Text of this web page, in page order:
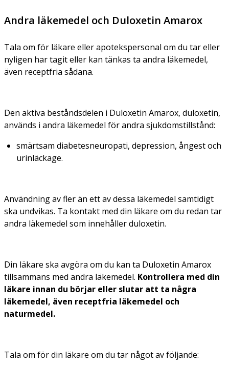
Andra läkemedel och Duloxetin Amarox
Tala om för läkare eller apotekspersonal om du tar eller
nyligen har tagit eller kan tänkas ta andra läkemedel,
även receptfria sådana.
Den aktiva beståndsdelen i Duloxetin Amarox, duloxetin,
används i andra läkemedel för andra sjukdomstillstånd:
smärtsam diabetesneuropati, depression, ångest och
urinläckage.
Användning av fler än ett av dessa läkemedel samtidigt
ska undvikas. Ta kontakt med din läkare om du redan tar
andra läkemedel som innehåller duloxetin.
Din läkare ska avgöra om du kan ta Duloxetin Amarox
tillsammans med andra läkemedel. Kontrollera med din
läkare innan du börjar eller slutar att ta några
läkemedel, även receptfria läkemedel och
naturmedel.
Tala om för din läkare om du tar något av följande: